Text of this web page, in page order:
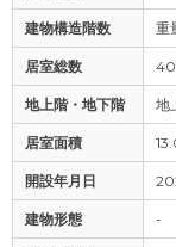
建物構造階数 重
居室総数
地上階・地下階 地
居室面積
開設年月日
建物形態 -